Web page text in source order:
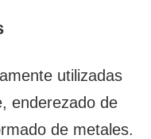
utilizadas
enderezado de
de metales.